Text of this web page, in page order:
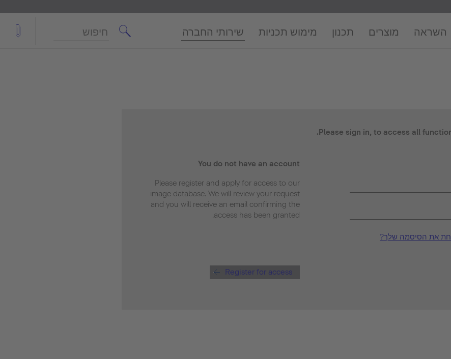
השראה מוצרים תכנון מימוש תכניות שירותי החברה
Please sign in, to access all
את הסיסמה שלך?
You do not have an account
Please register and apply for access to our
image database. We will review your request
and you will receive an email confirming the
access has been granted.
Register for access